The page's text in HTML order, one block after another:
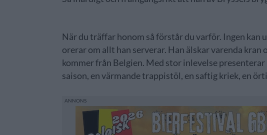
När du träffar honom så förstår du varför. Ingen kan
orerar om allt han serverar. Han älskar varenda kran
kommer från Belgien. Med stor inlevelse
saison, en värmande trappistöl, en saftig kriek, en